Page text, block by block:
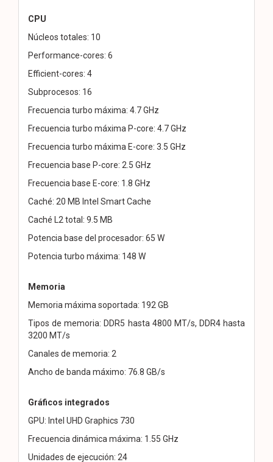
CPU
Núcleos totales: 10
Performance-cores: 6
Efficient-cores: 4
Subprocesos: 16
Frecuencia turbo máxima: 4.7 GHz
Frecuencia turbo máxima P-core: 4.7 GHz
Frecuencia turbo máxima E-core: 3.5 GHz
Frecuencia base P-core: 2.5 GHz
Frecuencia base E-core: 1.8 GHz
Caché: 20 MB Intel Smart Cache
Caché L2 total: 9.5 MB
Potencia base del procesador: 65 W
Potencia turbo máxima: 148 W
Memoria
Memoria máxima soportada: 192 GB
Tipos de memoria: DDR5 hasta 4800 MT/s, DDR4 hasta
3200 MT/s
Canales de memoria: 2
Ancho de banda máximo: 76.8 GB/s
Gráficos integrados
GPU: Intel UHD Graphics 730
Frecuencia dinámica máxima: 1.55 GHz
Unidades de ejecución: 24